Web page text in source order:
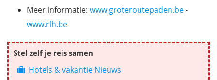
Meer informatie: www.groteroutepaden.be-
www.rlh.be
Stel zelf je reis samen
Hotels & vakantie Nieuws